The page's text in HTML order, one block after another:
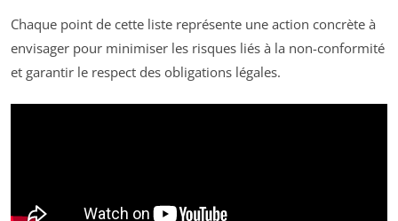
Chaque point de cette liste représente une action concrète à
envisager pour minimiser les risques liés à la non-conformité
et garantir le respect des obligations légales.